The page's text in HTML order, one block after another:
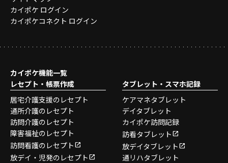
カイポケ ログイン
カイポケコネクト ログイン
カイポケ機能一覧
レセプト・帳票作成
居宅介護支援のレセプト
通所介護のレセプト
訪問介護のレセプト
障害福祉のレセプト
訪問看護のレセプト
放デイ・児発のレセプト
タブレット・スマホ記録
ケアマネタブレット
デイタブレット
カイポケ訪問記録
訪看タブレット
放デイタブレット
通リハタブレット